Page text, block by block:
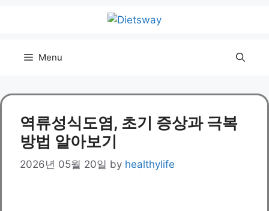
Menu
역류성식도염, 초기 증상과 극복
방법 알아보기
2026년 05월 20일 by healthylife